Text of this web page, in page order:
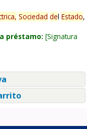
Sociedad del Estado,
préstamo: Signatura